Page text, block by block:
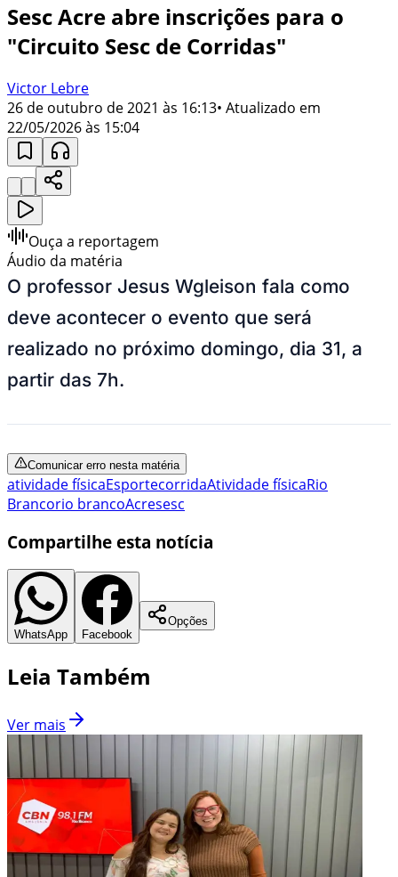
Sesc Acre abre inscrições para o
"Circuito Sesc de Corridas"
Victor Lebre
26 de outubro de 2021 às 16:13• Atualizado em
22/05/2026 às 15:04
Ouça a reportagem
Áudio da matéria
O professor Jesus Wgleison fala como
deve acontecer o evento que será
realizado no próximo domingo, dia 31, a
partir das 7h.
Comunicar erro nesta matéria
atividade físicaEsportecorridaAtividade físicaRio
Brancorio brancoAcresesc
Compartilhe esta notícia
WhatsApp Facebook
Opções
Leia Também
Ver mais